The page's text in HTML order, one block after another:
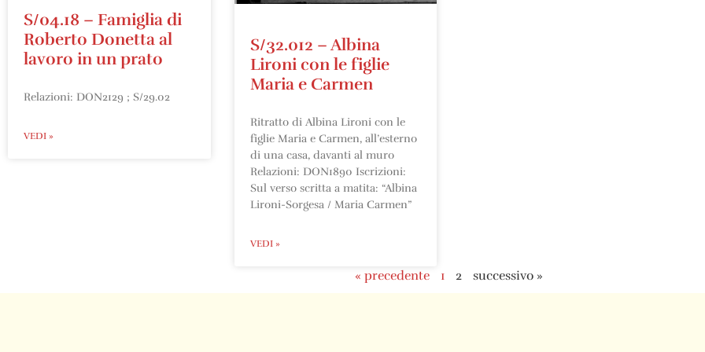
S/04.18 – Famiglia di
Roberto Donetta al
lavoro in un prato
Relazioni: DON2129 ; S/29.02
VEDI »
S/32.012 – Albina
Lironi con le figlie
Maria e Carmen
Ritratto di Albina Lironi con le
figlie Maria e Carmen, all’esterno
di una casa, davanti al muro
Relazioni: DON1890 Iscrizioni:
Sul verso scritta a matita: “Albina
Lironi-Sorgesa / Maria Carmen”
VEDI »
« precedente 1 2 successivo »